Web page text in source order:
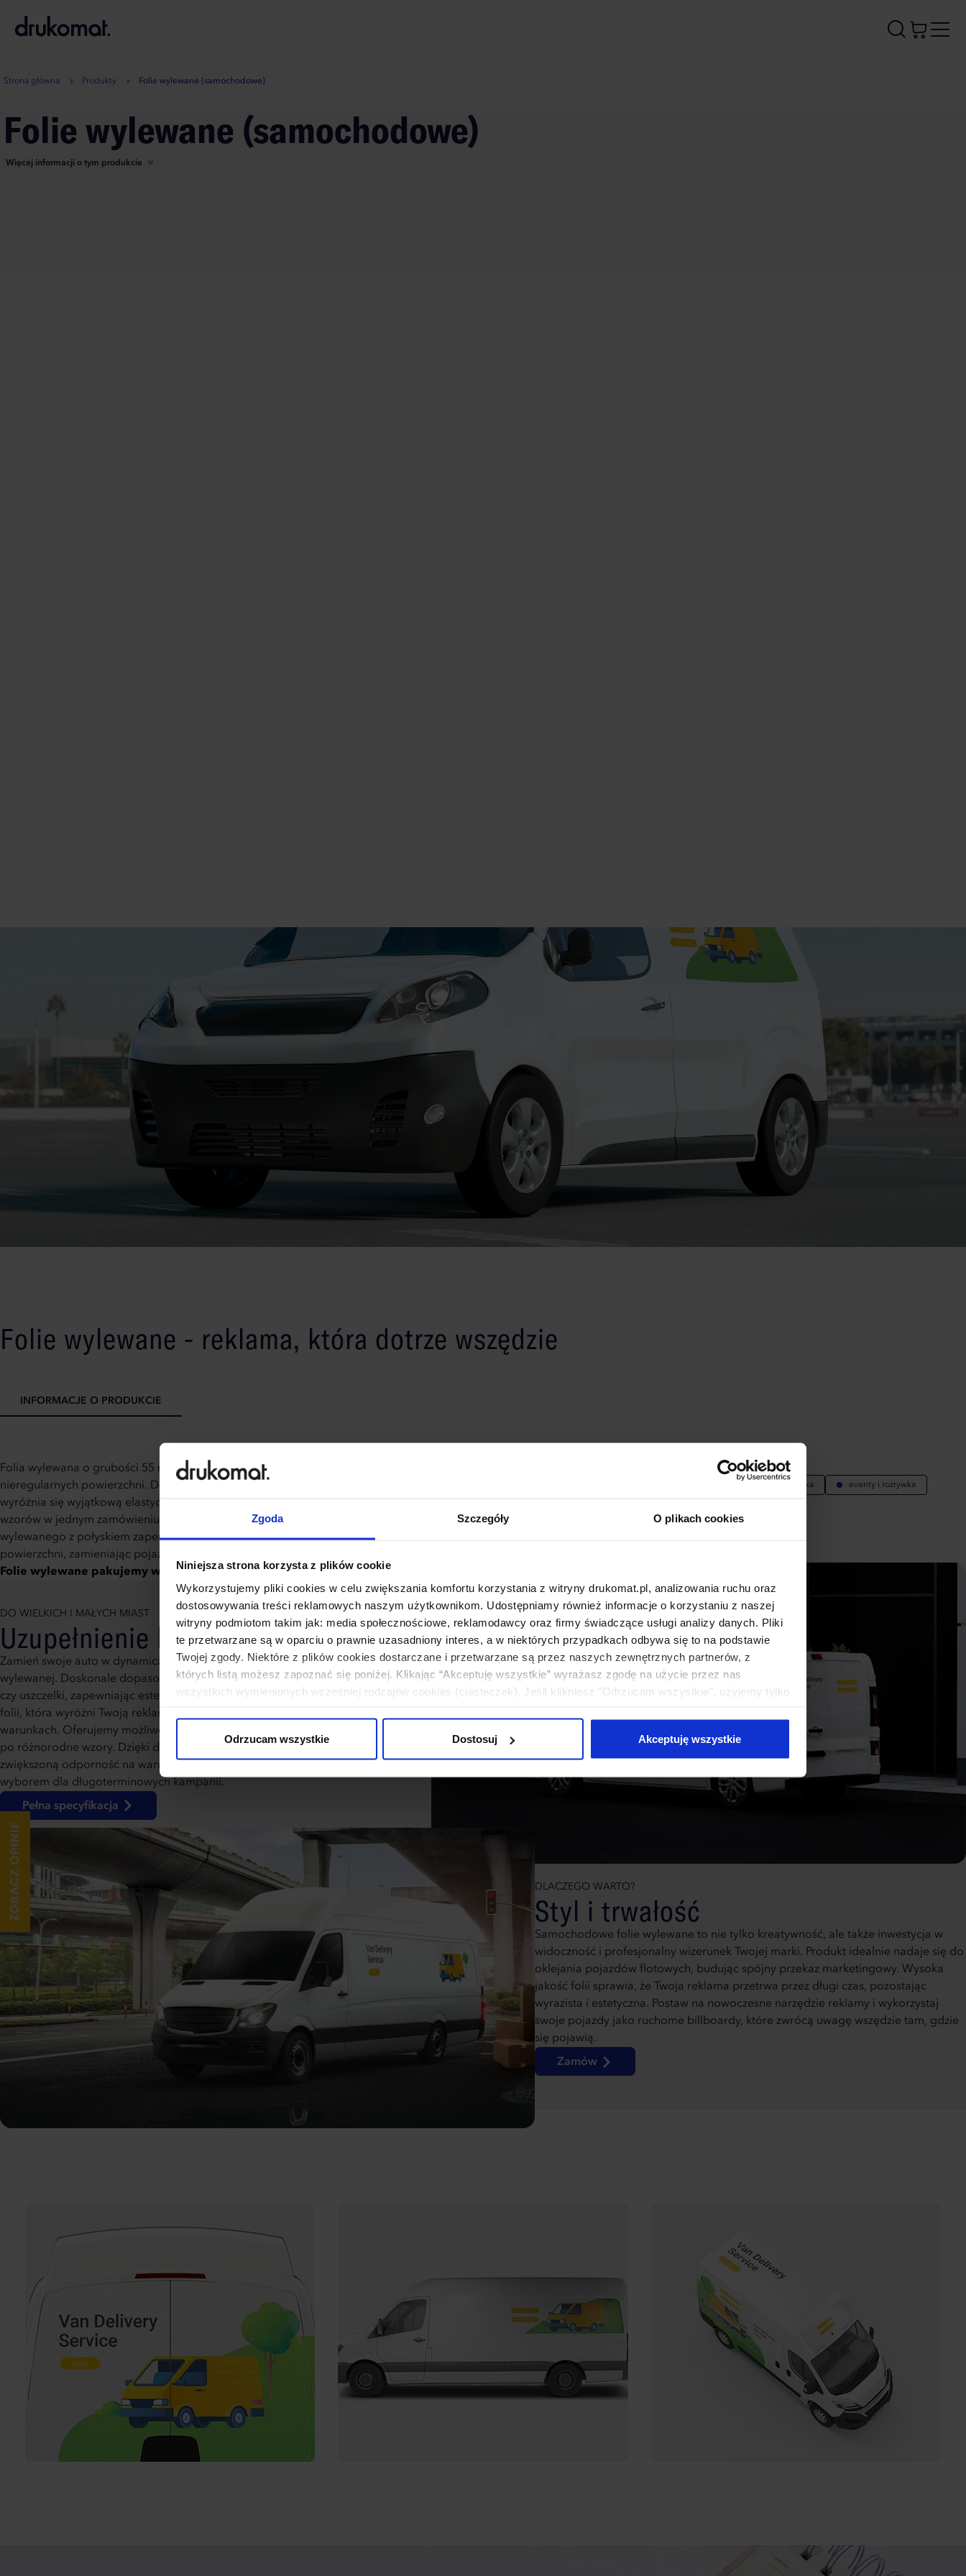
Zgoda Szczegóły O plikach cookies
Niniejsza strona korzysta z plików cookie
Wykorzystujemy pliki cookies w celu zwiększania komfortu korzystania z witryny drukomat.pl, analizowania ruchu oraz
dostosowywania treści reklamowych naszym użytkownikom. Udostępniamy również informacje o korzystaniu z naszej
witryny podmiotom takim jak: media społecznościowe, reklamodawcy oraz firmy świadczące usługi analizy danych. Pliki
te przetwarzane są w oparciu o prawnie uzasadniony interes, a w niektórych przypadkach odbywa się to na podstawie
Twojej zgody. Niektóre z plików cookies dostarczane i przetwarzane są przez naszych zewnętrznych partnerów, z
których listą możesz zapoznać się poniżej. Klikając “Akceptuję wszystkie” wyrażasz zgodę na użycie przez nas
wszystkich wymienionych wcześniej rodzajów cookies (ciasteczek). Jeśli klikniesz "Odrzucam wszystkie", użyjemy tylko
Odrzucam wszystkie
Dostosuj Akceptuję wszystkie
A
Strona główna Produkty Folie wylewane (samochodowe)
Folie wylewane (samochodowe)
Więcej informacji o tym produkcie
Folie wylewane - reklama, która dotrze wszędzie
INFORMACJE O PRODUKCIE
Folia wylewana o grubości 55 mikronów oraz odblaskowa (90 mikronów) to doskonałe rozwiązanie dla
nieregularnych powierzchni. Dostępna w trzech standardowych formatach lub na wymiar (od 50 do 1000 cm),
wyróżnia się wyjątkową elastycznością. Dzięki technologii druku cyfrowego i możliwości wyboru aż 30 różnych
wzorów w jednym zamówieniu, produkt pozwala na pełną personalizację. Uszlachetnienie w postaci laminatu
wylewanego z połyskiem zapewnia dodatkową ochronę i trwałość. Podgrzana folia idealnie przylega do
powierzchni, zamieniając pojazdy w mobilne nośniki reklamowe, widoczne również po zmroku.
Folie wylewane pakujemy w wytrzymałe kartony z tektury falistej.
REKOMENDOWANE DLA:
turystyka eventy i rozrywka
DO WIELKICH I MAŁYCH MIAST
Uzupełnienie każdej kampanii
Zamień swoje auto w dynamiczną wizytówkę firmy dzięki samochodowej folii
wylewanej. Doskonale dopasowuje się do przetłoczeń, takich jak zderzaki, lusterka
czy uszczelki, zapewniając estetyczny i trwały efekt. Wybierz odblaskową wersję
folii, która wyróżni Twoją reklamę po zmroku i przyciągnie uwagę w każdych
warunkach. Oferujemy możliwość pełnej personalizacji – od dowolnych rozmiarów
po różnorodne wzory. Dzięki dodatkowej opcji laminowania folia zyskuje
zwiększoną odporność na warunki atmosferyczne, co sprawia, że jest doskonałym
wyborem dla długoterminowych kampanii.
Pełna specyfikacja
DLACZEGO WARTO?
Styl i trwałość
Samochodowe folie wylewane to nie tylko kreatywność, ale także inwestycja w
widoczność i profesjonalny wizerunek Twojej marki. Produkt idealnie nadaje się do
oklejania pojazdów flotowych, budując spójny przekaz marketingowy. Wysoka
jakość folii sprawia, że Twoja reklama przetrwa przez długi czas, pozostając
wyrazista i estetyczna. Postaw na nowoczesne narzędzie reklamy i wykorzystaj
swoje pojazdy jako ruchome billboardy, które zwrócą uwagę wszędzie tam, gdzie
się pojawią.
Zamów